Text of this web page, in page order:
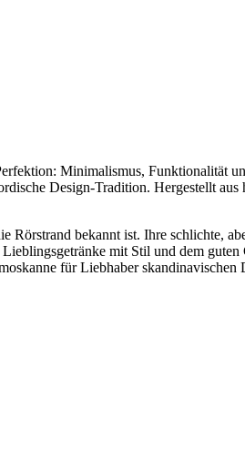
Minimalismus, Funktionalität
Design-Tradition. Hergestellt
bekannt ist. Ihre schlichte,
mit Stil und dem
für Liebhaber skandinavischen